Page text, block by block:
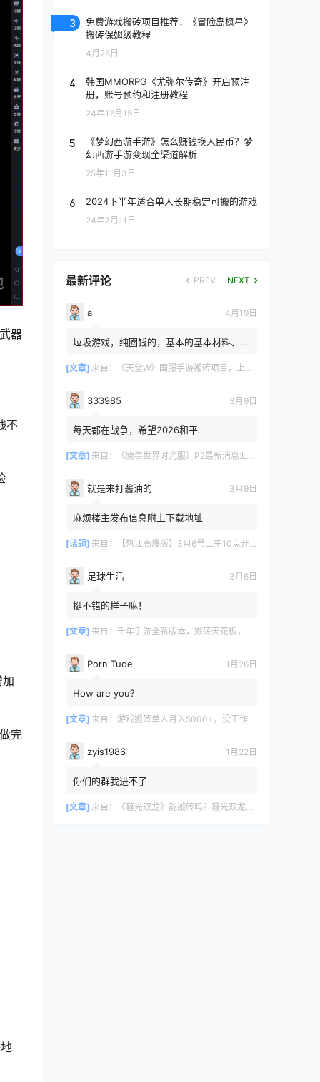
器
不
完
3
免费游戏搬砖项目推荐，《冒险岛枫星》
搬砖保姆级教程
4月26日
4
韩国MMORPG《尤弥尔传奇》开启预注
册，账号预约和注册教程
24年12月19日
5
《梦幻西游手游》怎么赚钱换人民币？梦
幻西游手游变现全渠道解析
25年11月3日
6 2024下半年适合单人长期稳定可搬的游戏
24年7月11日
最新评论 PREV NEXT
a 4月19日
垃圾游戏，纯圈钱的，基本的基本材料、白
浪费电费，就跟别说绿...
[文章] 来自： 《天堂W》国服手游搬砖项目，上手简单稳定吃肉，适合长期搬砖！
333985 3月9日
每天都在战争，希望2026和平.
[文章] 来自： 《魔兽世界时光服》P2最新消息汇总，九大硬核干货速报
就是来打酱油的 3月9日
麻烦楼主发布信息附上下载地址
[话题] 来自： 【热江高爆版】3月6号上午10点开服
足球生活 3月6日
挺不错的样子嘛！
[文章] 来自： 千年手游全新版本，搬砖天花板，闭着眼都能赚！
Porn Tude 1月26日
How are you?
[文章] 来自： 游戏搬砖单人月入5000+，没工作在家一个人就能做
zyis1986 1月22日
你们的群我进不了
[文章] 来自： 《暮光双龙》能搬砖吗？暮光双龙搬砖攻略教程